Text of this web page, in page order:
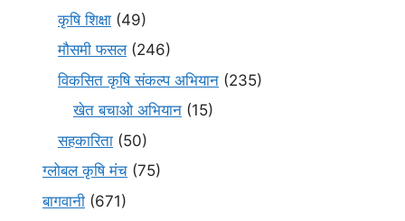
कृषि शिक्षा (49)
मौसमी फसल(246)
विकसित कृषि संकल्प अभियान (235)
खेत बचाओ अभियान (15)
सहकारिता (50)
ग्लोबल कृषि मंच (75)
बागवानी (671)